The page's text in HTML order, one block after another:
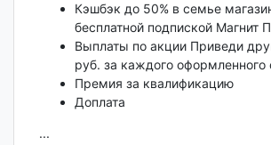
Кэшбэк до 50% в семье
бесплатной подпиской
Выплаты по акции Приведи
руб. за каждого оформленного
Премия за квалификацию
Доплата
...